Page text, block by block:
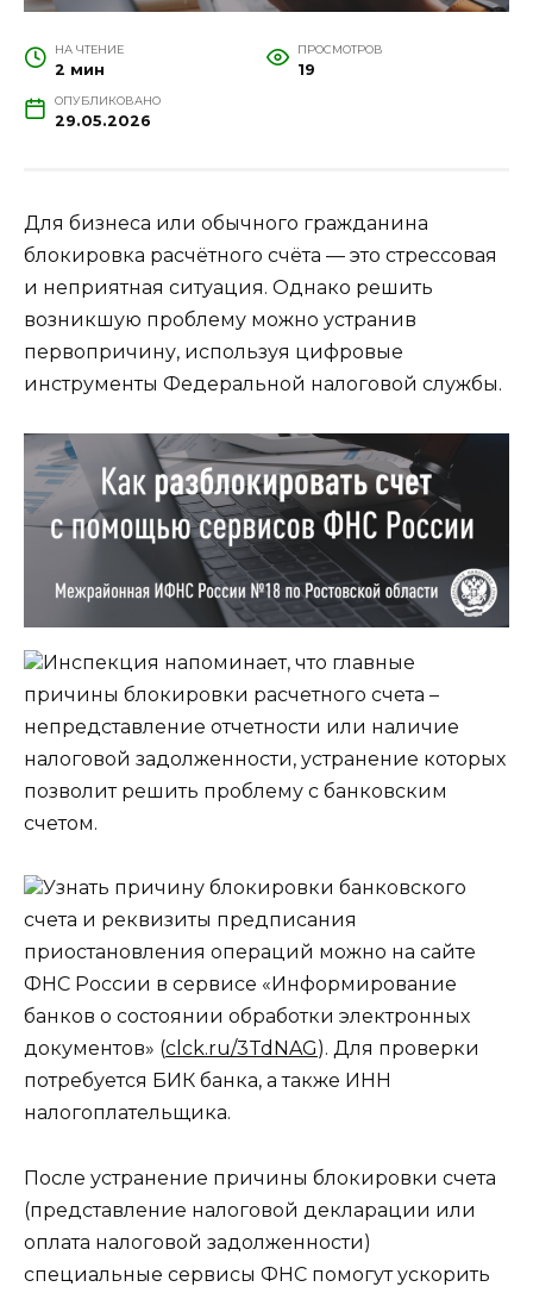
НА ЧТЕНИЕ
2 мин
ПРОСМОТРОВ
19
ОПУБЛИКОВАНО
29.05.2026
Для бизнеса или обычного гражданина
блокировка расчётного счёта — это стрессовая
и неприятная ситуация. Однако решить
возникшую проблему можно устранив
первопричину, используя цифровые
инструменты Федеральной налоговой службы.
Инспекция напоминает, что главные
причины блокировки расчетного счета –
непредставление отчетности или наличие
налоговой задолженности, устранение которых
позволит решить проблему с банковским
счетом.
Узнать причину блокировки банковского
счета и реквизиты предписания
приостановления операций можно на сайте
ФНС России в сервисе «Информирование
банков о состоянии обработки электронных
документов» (clck.ru/3TdNAG). Для проверки
потребуется БИК банка, а также ИНН
налогоплательщика.
После устранение причины блокировки счета
(представление налоговой декларации или
оплата налоговой задолженности)
специальные сервисы ФНС помогут ускорить